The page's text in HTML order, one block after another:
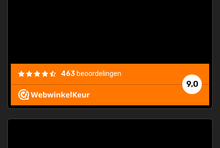
9,0
463 beoordelingen